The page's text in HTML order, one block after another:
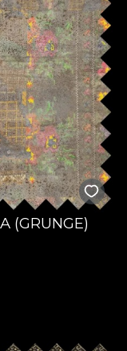
(GRUNGE)